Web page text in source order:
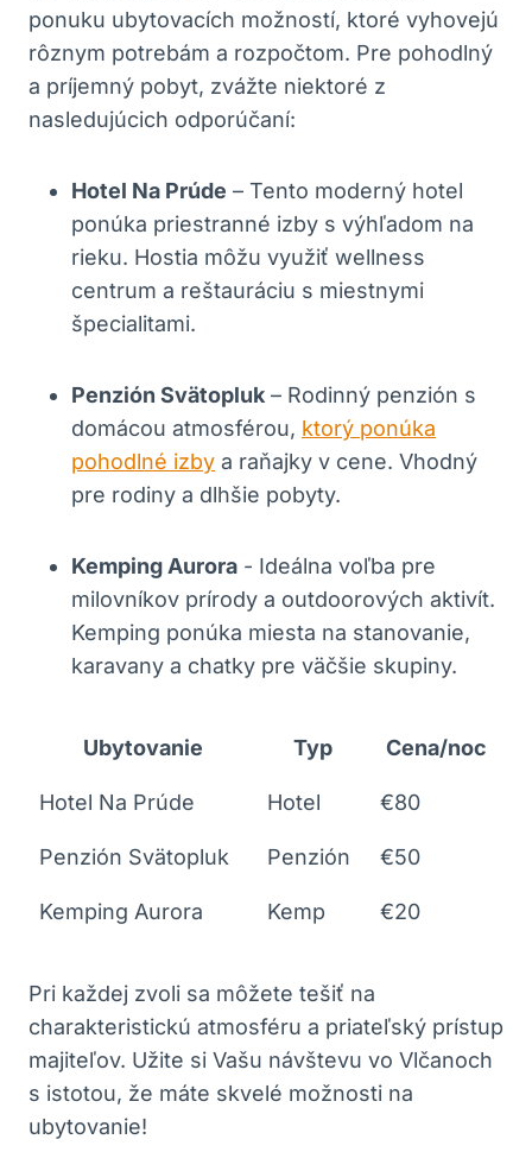
ponuku‌ ubytovacích možností, ktoré vyhovejú
rôznym potrebám a rozpočtom. Pre pohodlný ​
a príjemný pobyt, zvážte niektoré z⁣
nasledujúcich odporúčaní:
Hotel Na ⁢Prúde – Tento moderný ⁣hotel
ponúka priestranné izby s výhľadom na
rieku. Hostia ⁢môžu využiť‌ wellness
centrum a⁣ reštauráciu s ⁤miestnymi​
špecialitami.
Penzión Svätopluk – Rodinný penzión s ​
domácou atmosférou, ktorý ponúka
pohodlné izby a raňajky v cene. Vhodný
pre rodiny a dlhšie pobyty.
Kemping Aurora ‍- Ideálna‍ voľba‍ pre⁣
milovníkov prírody a outdoorových aktivít.
Kemping ponúka miesta na stanovanie,
karavany a chatky ‍pre väčšie skupiny.
Ubytovanie Typ Cena/noc
Hotel Na Prúde Hotel €80
Penzión Svätopluk Penzión €50
Kemping Aurora Kemp €20
Pri ⁣každej zvoli⁣ sa ⁣môžete⁣ tešiť⁢ na
charakteristickú atmosféru a ⁤priateľský prístup
majiteľov.⁢ Užite ⁣si Vašu ⁤návštevu vo​ Vlčanoch⁢
s ​istotou, že ⁣máte skvelé možnosti⁣ na
ubytovanie!